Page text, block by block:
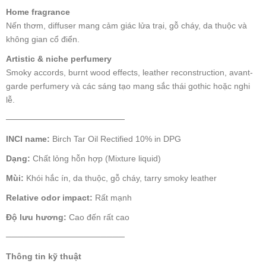
Home fragrance
Nến thơm, diffuser mang cảm giác lửa trại, gỗ cháy, da thuộc và
không gian cổ điển.
Artistic & niche perfumery
Smoky accords, burnt wood effects, leather reconstruction, avant-
garde perfumery và các sáng tạo mang sắc thái gothic hoặc nghi
lễ.
────────────────────
INCI name: Birch Tar Oil Rectified 10% in DPG
Dạng: Chất lỏng hỗn hợp (Mixture liquid)
Mùi: Khói hắc ín, da thuộc, gỗ cháy, tarry smoky leather
Relative odor impact: Rất mạnh
Độ lưu hương: Cao đến rất cao
────────────────────
Thông tin kỹ thuật